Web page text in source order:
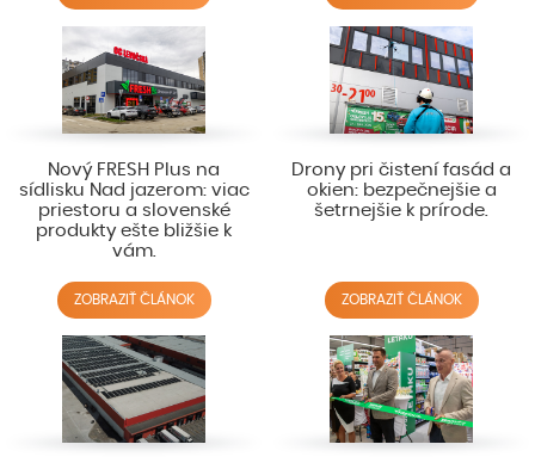
Nový FRESH Plus na
sídlisku Nad jazerom: viac
priestoru a slovenské
produkty ešte bližšie k
vám.
ZOBRAZIŤ ČLÁNOK
Drony pri čistení fasád a
okien: bezpečnejšie a
šetrnejšie k prírode.
ZOBRAZIŤ ČLÁNOK